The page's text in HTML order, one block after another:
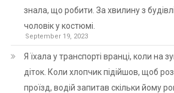
знала, що робити. За хвилину з
чоловік у костюмі.
September 19, 2023
Я їхала у транспорті вранці, коли на
діток. Коли хлопчик підійшов, щоб
проїзд, водій запитав скільки йому